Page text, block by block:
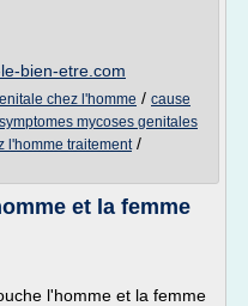
bien-etre.com
chez l'homme / cause
symptomes mycoses genitales
l'homme traitement/
et la femme
l'homme et la femme